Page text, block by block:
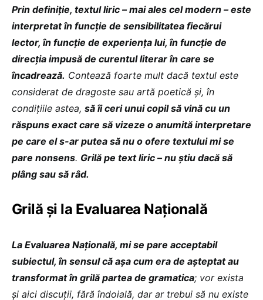
Prin definiție, textul liric – mai ales cel modern – este
interpretat în funcție de sensibilitatea fiecărui
lector, în funcție de experiența lui, în funcție de
direcția impusă de curentul literar în care se
încadrează. Contează foarte mult dacă textul este
considerat de dragoste sau artă poetică și, în
condițiile astea, să îi ceri unui copil să vină cu un
răspuns exact care să vizeze o anumită interpretare
pe care el s-ar putea să nu o ofere textului mi se
pare nonsens. Grilă pe text liric – nu știu dacă să
plâng sau să râd.
Grilă și la Evaluarea Națională
La Evaluarea Națională, mi se pare acceptabil
subiectul, în sensul că așa cum era de așteptat au
transformat în grilă partea de gramatica; vor exista
și aici discuții, fără îndoială, dar ar trebui să nu existe